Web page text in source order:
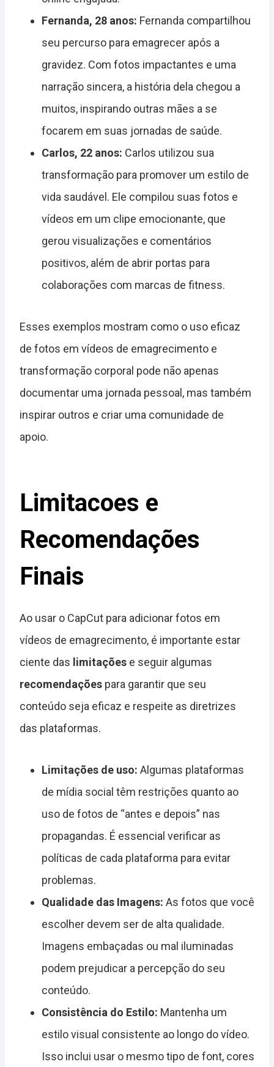
Fernanda, 28 anos: Fernanda compartilhou
seu percurso para emagrecer após a
gravidez. Com fotos impactantes e uma
narração sincera, a história dela chegou a
muitos, inspirando outras mães a se
focarem em suas jornadas de saúde.
Carlos, 22 anos: Carlos utilizou sua
transformação para promover um estilo de
vida saudável. Ele compilou suas fotos e
vídeos em um clipe emocionante, que
gerou visualizações e comentários
positivos, além de abrir portas para
colaborações com marcas de fitness.
Esses exemplos mostram como o uso eficaz
de fotos em vídeos de emagrecimento e
transformação corporal pode não apenas
documentar uma jornada pessoal, mas também
inspirar outros e criar uma comunidade de
apoio.
Limitacoes e
Recomendações
Finais
Ao usar o CapCut para adicionar fotos em
vídeos de emagrecimento, é importante estar
ciente das limitações e seguir algumas
recomendações para garantir que seu
conteúdo seja eficaz e respeite as diretrizes
das plataformas.
Limitações de uso: Algumas plataformas
de mídia social têm restrições quanto ao
uso de fotos de “antes e depois” nas
propagandas. É essencial verificar as
políticas de cada plataforma para evitar
problemas.
Qualidade das Imagens: As fotos que você
escolher devem ser de alta qualidade.
Imagens embaçadas ou mal iluminadas
podem prejudicar a percepção do seu
conteúdo.
Consistência do Estilo: Mantenha um
estilo visual consistente ao longo do vídeo.
Isso inclui usar o mesmo tipo de font, cores